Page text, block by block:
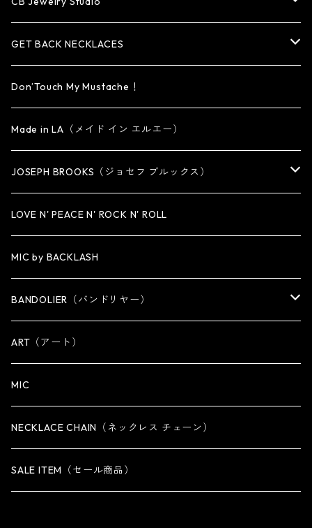
OTHER
reMIC
BRACELET
KEY CHAIN
OTHER
NECKLACE
BRACELET
CUFF
KEY CHAIN
WALLET CHAIN
WALLET
OTHER
CUFF・BANGLE
EARRING
PENDANT
BRACELET
CUFF・BANGLE
NECKLACE
KEY CHAIN
WALLET CHAIN
OTHER
RING
EARRING・EAR CUFF
PENDANT
NECKLACE
BRACELET
GET BACK NECKLACES
ORIGINAL COLLECTION
SMALL
MEDIUM
Don’Touch My Mustache！
Made in LA（メイド イン エルエー）
JOSEPH BROOKS（ジョセフ ブルックス）
BRACELET
NECKLACE
LOVE N' PEACE N' ROCK N' ROLL
MIC by BACKLASH
BANDOLIER（バンドリヤー）
iPhone 14専用ケース
iPhone 14 Plus専用ケース
iPhone 14 Pro専用ケース
iPhone 14 Pro Max専用ケース
ART（アート）
MIC
NECKLACE CHAIN（ネックレス チェーン）
SALE ITEM（セール商品）